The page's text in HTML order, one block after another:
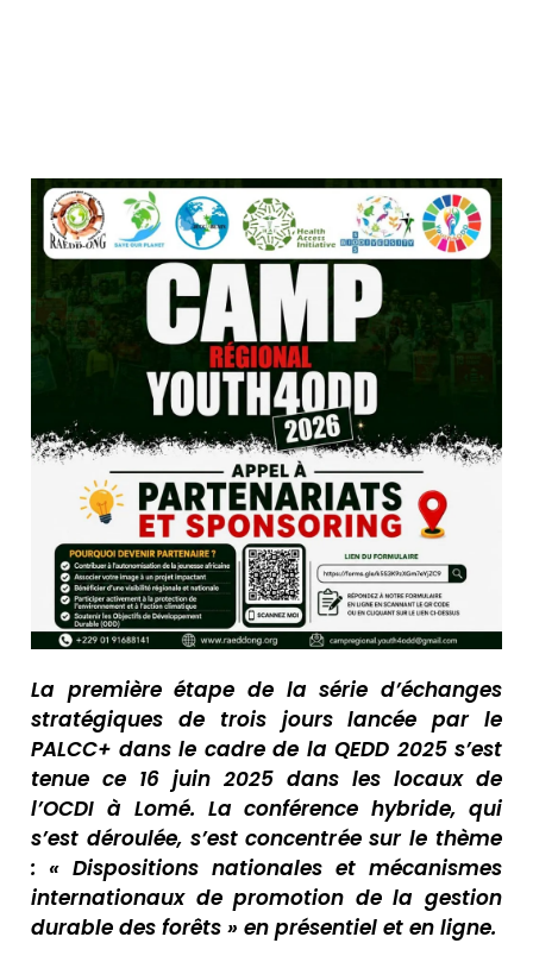
La première étape de la série d’échanges
stratégiques de trois jours lancée par le
PALCC+ dans le cadre de la QEDD 2025 s’est
tenue ce 16 juin 2025 dans les locaux de
l’OCDI à Lomé. La conférence hybride, qui
s’est déroulée, s’est concentrée sur le thème
: « Dispositions nationales et mécanismes
internationaux de promotion de la gestion
durable des forêts » en présentiel et en ligne.